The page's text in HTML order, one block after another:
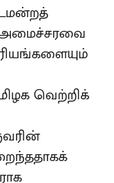
அமைச்சரவை
வெற்றிக்